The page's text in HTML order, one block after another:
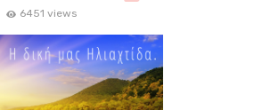
6451 views